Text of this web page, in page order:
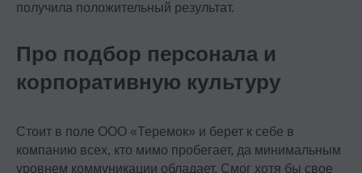
получила положительный результат.
Про подбор персонала и
корпоративную культуру
Стоит в поле ООО «Теремок» и берет к себе в
компанию всех, кто мимо пробегает, да минимальным
уровнем коммуникации обладает. Смог хотя бы свое